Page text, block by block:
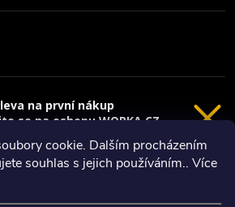
cookie. Dalším procházením
souhlas s jejich používáním.. Více
na první nákup
se na eshopu WORKA.CZ
Kč* na nákup je Vaše.
Registrace